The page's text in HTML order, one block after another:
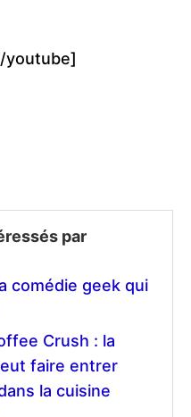
youtube]
par
comédie geek qui
Crush : la
faire entrer
la cuisine